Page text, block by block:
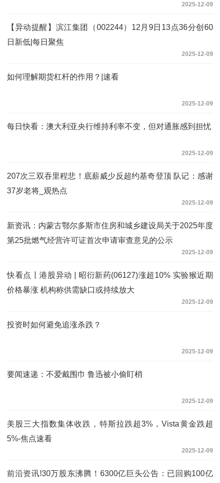
2025-12-09
【异动提醒】滨江集团（002244）12月9日13点36分创60
日新低|每日聚焦
2025-12-09
如何理解期货杠杆的作用？|速看
2025-12-09
每日快看：澳大利亚央行维持利率不变，但对通胀感到担忧
2025-12-09
207次三双吞里程悲！底薪威少反超约基奇登顶 队记：感谢
37岁老将_观热点
2025-12-09
新资讯：内蒙古鄂尔多斯市住房和城乡建设局关于2025年度
第25批燃气经营许可证首次申请审查意见的公示
2025-12-09
快看点丨港股异动 | 昭衍新药(06127)涨超10% 实验猴近期
价格暴涨 机构称供需缺口或持续放大
2025-12-09
投资时如何避免追涨杀跌？
2025-12-09
要闻速递：不爱戴围巾 鲁迅被小偷盯梢
2025-12-09
美股三大指数集体收跌，特斯拉跌超3%，Vista黄金跌超
5%-焦点速看
2025-12-09
前沿资讯!30万股东沸腾！6300亿巨头公告：已回购100亿